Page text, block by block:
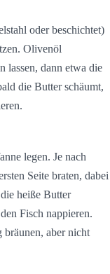
oder beschichtet)
Olivenöl
lassen, dann etwa die
die Butter schäumt,
legen. Je nach
Seite braten, dabei
heiße Butter
Fisch nappieren.
aber nicht